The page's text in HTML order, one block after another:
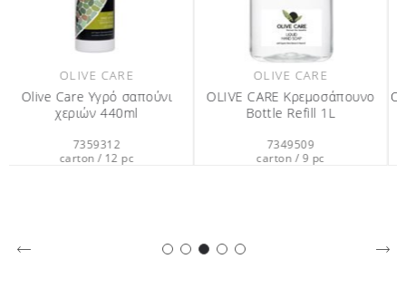
OLIVE CARE
OLIVE CARE Κρεμοσάπουνο
Bottle Refill 1L
7349509
carton / 9 pc
OLIVE CARE
Olive Care Σαπούνι προσώπου
& σώματος 25 gr
6200500
carton / 1 pc